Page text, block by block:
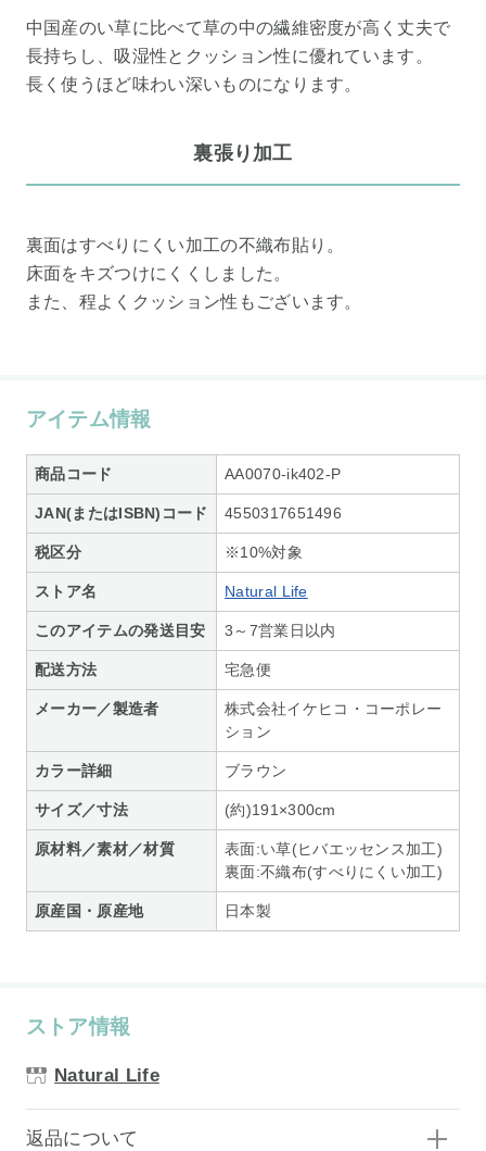
中国産のい草に比べて草の中の繊維密度が高く丈夫で
長持ちし、吸湿性とクッション性に優れています。
長く使うほど味わい深いものになります。
裏張り加工
裏面はすべりにくい加工の不織布貼り。
床面をキズつけにくくしました。
また、程よくクッション性もございます。
アイテム情報
商品コード AA0070-ik402-P
JAN(またはISBN)コード 4550317651496
税区分 ※10%対象
ストア名 Natural Life
このアイテムの発送目安 3～7営業日以内
配送方法 宅急便
メーカー／製造者
株式会社イケヒコ・コーポレー
ション
カラー詳細 ブラウン
サイズ／寸法 (約)191×300cm
原材料／素材／材質
表面:い草(ヒバエッセンス加工)
裏面:不織布(すべりにくい加工)
原産国・原産地 日本製
ストア情報
Natural Life
返品について